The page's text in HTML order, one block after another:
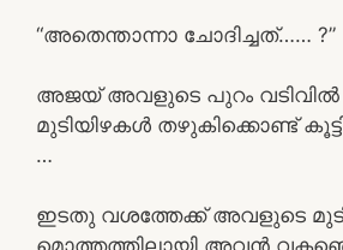
“അതെന്താന്നാ ചോദിച്ചത്…… ?”
അജയ് അവളുടെ പുറം വടിവിൽ
മുടിയിഴകൾ തഴുകിക്കൊണ്ട്
…
ഇടതു വശത്തേക്ക് അവളുടെ
മൊത്തത്തിലായി അവൻ